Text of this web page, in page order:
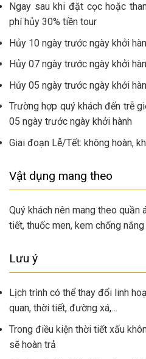
Ngay sau khi đặt cọc hoặc
phí hủy 30% tiền tour
Hủy 10 ngày trước ngày khởi
Hủy 07 ngày trước ngày khởi
Hủy 05 ngày trước ngày khởi
Trường hợp quý khách đến trễ
05 ngày trước ngày khởi hành
Giai đoạn Lễ/Tết: không hoàn,
Vật dụng mang theo
Quý khách nên mang theo
tiết, thuốc men, kem chống
Lưu ý
Lịch trình có thể thay đổi linh
quan, thời tiết, đường xá,…
Trong điều kiện thời tiết xấu
sẽ hoàn trả